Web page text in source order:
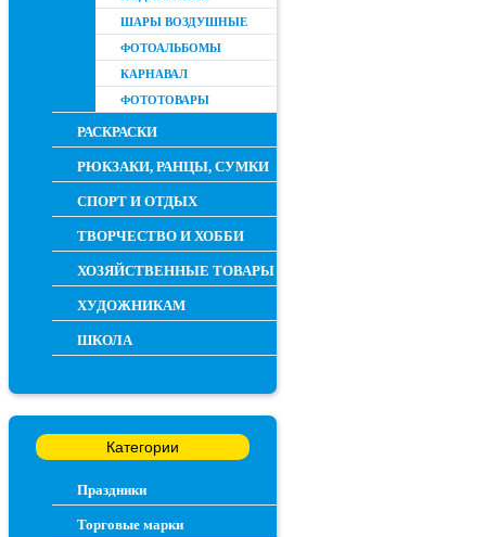
ШАРЫ ВОЗДУШНЫЕ
ФОТОАЛЬБОМЫ
КАРНАВАЛ
ФОТОТОВАРЫ
РАСКРАСКИ
РЮКЗАКИ, РАНЦЫ, СУМКИ
СПОРТ И ОТДЫХ
ТВОРЧЕСТВО И ХОББИ
ХОЗЯЙСТВЕННЫЕ ТОВАРЫ
ХУДОЖНИКАМ
ШКОЛА
Категории
Праздники
Торговые марки